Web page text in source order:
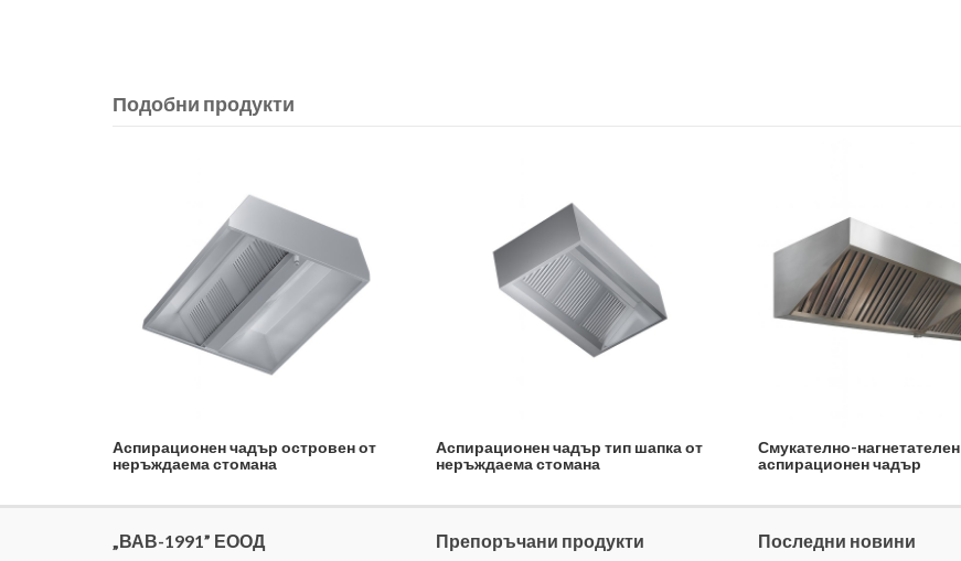
Подобни продукти
Аспирационен чадър островен от
неръждаема стомана
Аспирационен чадър тип шапка от
неръждаема стомана
Смукателно-нагнетателен
аспирационен чадър
„ВАВ-1991” ЕООД Препоръчани продукти Последни новини